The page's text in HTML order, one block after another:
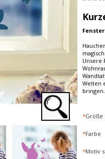
Unsere
Welten
bringen.
*Größe
*Farbe
*Motiv